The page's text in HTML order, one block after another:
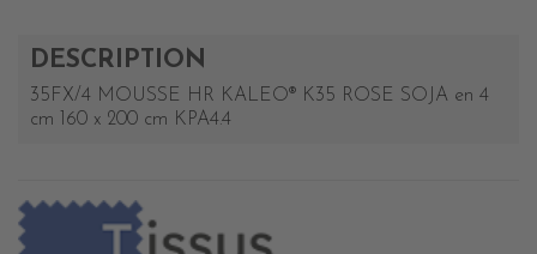
DESCRIPTION
35FX/4 MOUSSE HR KALEO® K35 ROSE SOJA en 4
cm 160 x 200 cm KPA4.4